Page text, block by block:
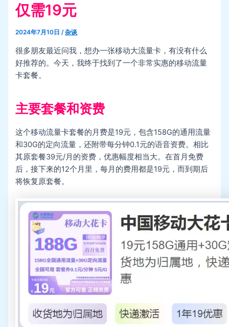
仅需19元
2024年7月10日/杂谈
很多朋友最近问我，想办一张移动大流量卡，有没有什么
好推荐的。今天，我终于找到了一个非常实惠的移动流量
卡套餐。
主要套餐和资费
这个移动流量卡套餐的月费是19元，包含158G的通用流量
和30G的定向流量，还附带每分钟0.1元的语音资费。相比
其原套餐39元/月的资费，优惠幅度相当大。在首月免费
后，接下来的12个月里，每月的费用都是19元，而到期后
将恢复原套餐。